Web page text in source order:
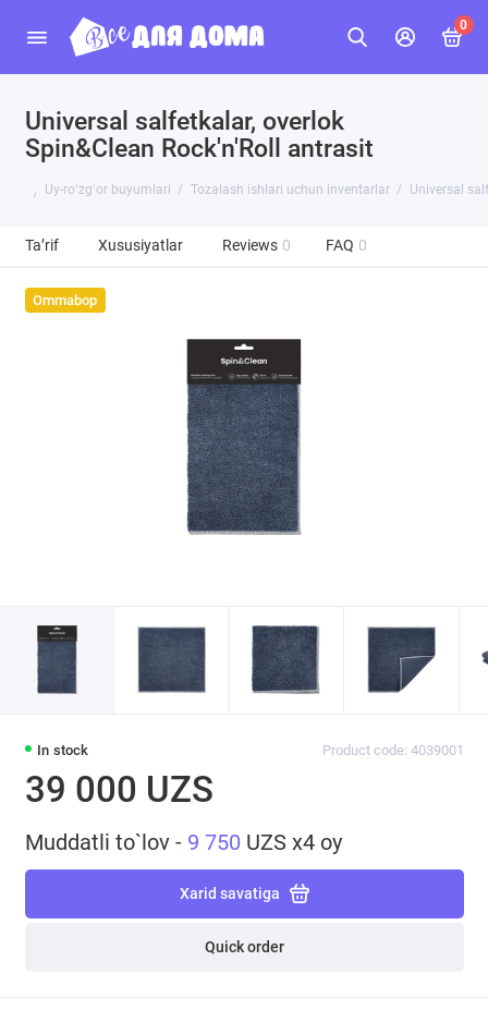
0
Universal salfetkalar, overlok
Spin&Clean Rock'n'Roll antrasit
Uy-roʻzgʻor buyumlari Tozalash ishlari uchun inventarlar Universal
Ta’rif Xususiyatlar Reviews 0 FAQ 0
Ommabop
In stock Product code: 4039001
39 000 UZS
Muddatli to`lov - 9 750 UZS x4 oy
Xarid savatiga
Quick order